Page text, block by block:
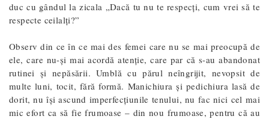
duc cu gândul la zicala „Dacă tu nu te respecți, cum vrei să te
respecte ceilalți?”
Observ din ce în ce mai des femei care nu se mai preocupă de
ele, care nu-și mai acordă atenție, care par că s-au abandonat
rutinei și nepăsării. Umblă cu părul neîngrijit, nevopsit de
multe luni, tocit, fără formă. Manichiura și pedichiura lasă de
dorit, nu își ascund imperfecțiunile tenului, nu fac nici cel mai
mic efort ca să fie frumoase – din nou frumoase, pentru că au